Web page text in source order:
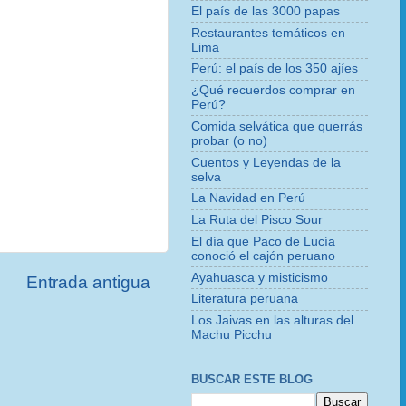
Entrada antigua
El país de las 3000 papas
Restaurantes temáticos en
Lima
Perú: el país de los 350 ajíes
¿Qué recuerdos comprar en
Perú?
Comida selvática que querrás
probar (o no)
Cuentos y Leyendas de la
selva
La Navidad en Perú
La Ruta del Pisco Sour
El día que Paco de Lucía
conoció el cajón peruano
Ayahuasca y misticismo
Literatura peruana
Los Jaivas en las alturas del
Machu Picchu
BUSCAR ESTE BLOG